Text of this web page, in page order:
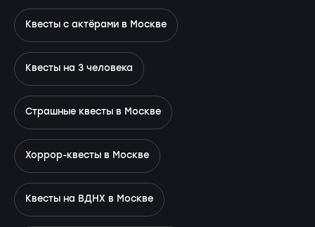
Квесты с актёрами в Москве
Квесты на 3 человека
Страшные квесты в Москве
Хоррор-квесты в Москве
Квесты на ВДНХ в Москве